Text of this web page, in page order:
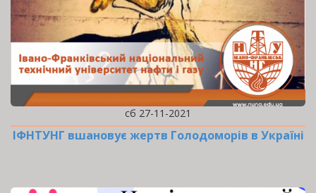
сб 27-11-2021
ІФНТУНГ вшановує жертв Голодоморів в Україні